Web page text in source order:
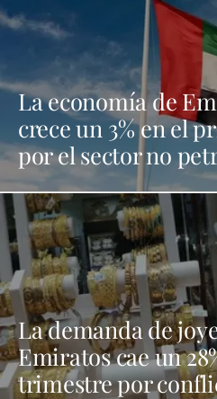
La economía de
crece un 3% en el
por el sector no
La demanda de
Emiratos cae un
trimestre por